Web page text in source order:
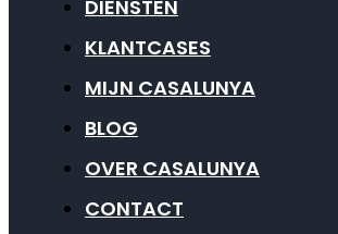
DIENSTEN
KLANTCASES
MIJN CASALUNYA
BLOG
OVER CASALUNYA
CONTACT